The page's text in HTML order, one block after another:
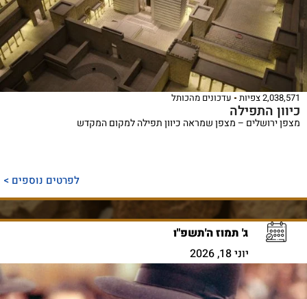
2,038,571 צפיות עדכונים מהכותל
כיוון התפילה
מצפן ירושלים – מצפן שמראה כיוון תפילה למקום המקדש
לפרטים נוספים >
ג' תמוז ה'תשפ"ו
יוני 18, 2026